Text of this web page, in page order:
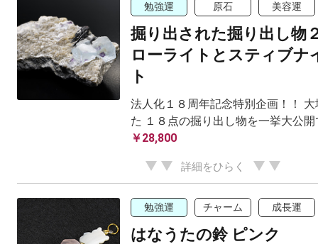
勉強運 原石 美容運
掘り出された掘り出し物
ローライトとスティブナ
ト
法人化１８周年記念特別企画！！
た １８点の掘り出し物を一挙大公
￥28,800
詳細をひらく
勉強運 チャーム 成長運
はなうたの鈴 ピンク